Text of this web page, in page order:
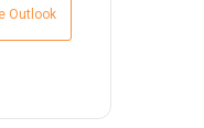
Outlook